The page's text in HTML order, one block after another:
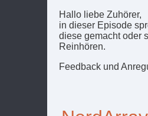
Hallo liebe Zuhörer,
in dieser Episode
diese gemacht oder
Reinhören.
Feedback und